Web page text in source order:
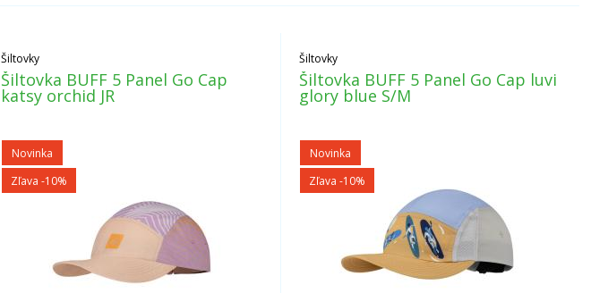
Šiltovky
Šiltovka BUFF 5 Panel Go Cap
katsy orchid JR
Novinka
Zľava -10%
Šiltovky
Šiltovka BUFF 5 Panel Go Cap luvi
glory blue S/M
Novinka
Zľava -10%